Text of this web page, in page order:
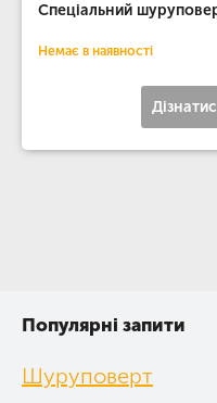
Спеціальний
Немає в наявності
Популярні запити
Шуруповерт